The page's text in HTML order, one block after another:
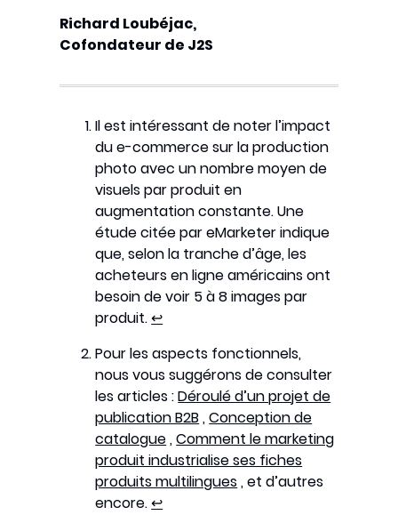
Richard Loubéjac,
Cofondateur de J2S
Il est intéressant de noter l’impact
du e-commerce sur la production
photo avec un nombre moyen de
visuels par produit en
augmentation constante. Une
étude citée par eMarketer indique
que, selon la tranche d’âge, les
acheteurs en ligne américains ont
besoin de voir 5 à 8 images par
produit.↩︎
Pour les aspects fonctionnels,
nous vous suggérons de consulter
les articles :Déroulé d’un projet de
publication B2B ,Conception de
catalogue,Comment le marketing
produit industrialise ses fiches
produits multilingues, et d’autres
encore.↩︎